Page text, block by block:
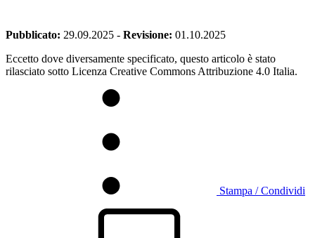
Pubblicato: 29.09.2025 - Revisione: 01.10.2025
Eccetto dove diversamente specificato, questo articolo è stato
rilasciato sotto Licenza Creative Commons Attribuzione 4.0 Italia.
Stampa / Condividi